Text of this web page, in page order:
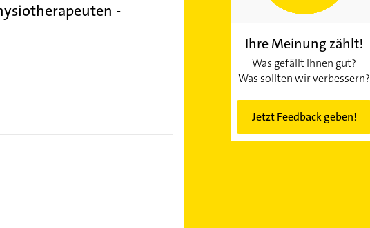
-
Ihre Meinung zählt!
Was gefällt Ihnen gut?
Was sollten wir verbessern?
Jetzt Feedback geben!